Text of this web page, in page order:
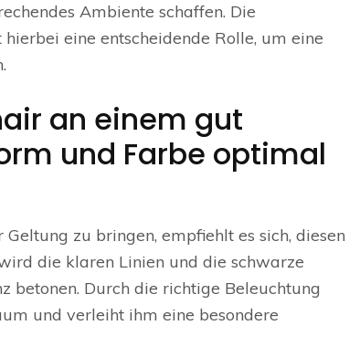
Ambiente schaffen. Die
eine entscheidende Rolle, um eine
an einem gut
und Farbe optimal
zu bringen, empfiehlt es sich, diesen
die klaren Linien und die schwarze
betonen. Durch die richtige Beleuchtung
und verleiht ihm eine besondere